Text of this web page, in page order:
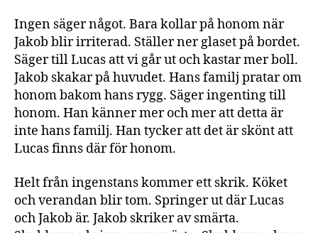
Ingen säger något. Bara kollar på honom när
Jakob blir irriterad. Ställer ner glaset på bordet.
Säger till Lucas att vi går ut och kastar mer boll.
Jakob skakar på huvudet. Hans familj pratar om
honom bakom hans rygg. Säger ingenting till
honom. Han känner mer och mer att detta är
inte hans familj. Han tycker att det är skönt att
Lucas finns där för honom.
Helt från ingenstans kommer ett skrik. Köket
och verandan blir tom. Springer ut där Lucas
och Jakob är. Jakob skriker av smärta.